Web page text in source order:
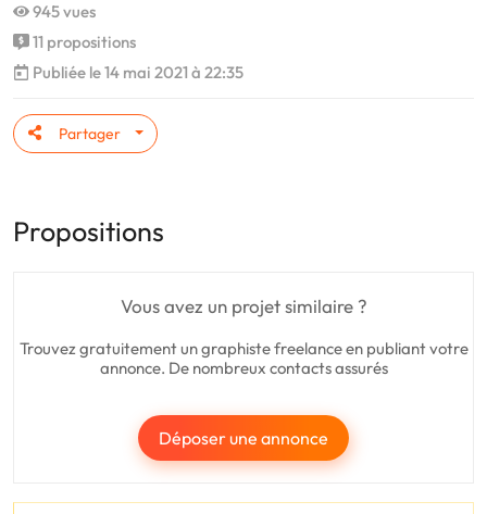
945 vues
11 propositions
Publiée le 14 mai 2021 à 22:35
Partager
Propositions
Vous avez un projet similaire ?
Trouvez gratuitement un graphiste freelance en publiant votre
annonce. De nombreux contacts assurés
Déposer une annonce